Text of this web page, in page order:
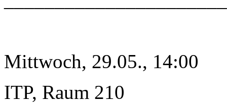
Mittwoch, 29.05., 14:00
ITP, Raum 210